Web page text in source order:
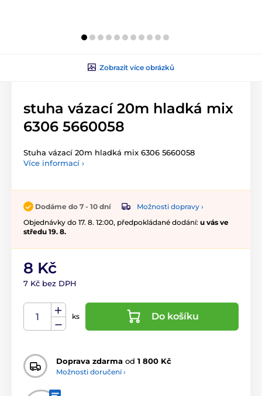
Zobrazit více obrázků
stuha vázací 20m hladká mix
6306 5660058
Stuha vázací 20m hladká mix 6306 5660058
Více informací ›
Dodáme do 7 - 10 dní
Možnosti dopravy ›
Objednávky do 17. 8. 12:00, předpokládané dodání: u vás ve
středu 19. 8.
8 Kč
7 Kč bez DPH
ks Do košíku
Doprava zdarma od 1 800 Kč
Možnosti doručení ›